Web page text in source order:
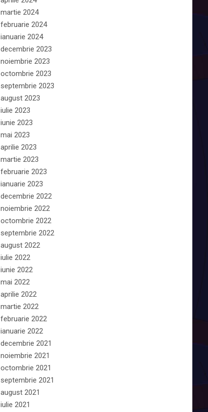
martie 2024
februarie 2024
ianuarie 2024
decembrie 2023
noiembrie 2023
octombrie 2023
septembrie 2023
august 2023
iulie 2023
iunie 2023
mai 2023
aprilie 2023
martie 2023
februarie 2023
ianuarie 2023
decembrie 2022
noiembrie 2022
octombrie 2022
septembrie 2022
august 2022
iulie 2022
iunie 2022
mai 2022
aprilie 2022
martie 2022
februarie 2022
ianuarie 2022
decembrie 2021
noiembrie 2021
octombrie 2021
septembrie 2021
august 2021
iulie 2021